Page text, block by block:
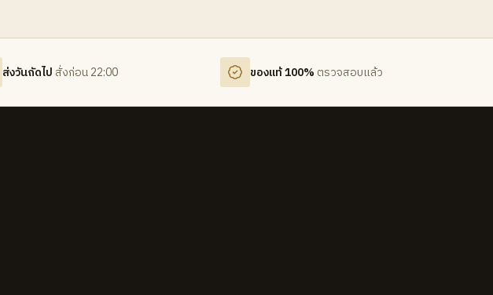
ส่งวันถัดไป สั่งก่อน 22:00 ของแท้ 100% ตรวจสอบแล้ว